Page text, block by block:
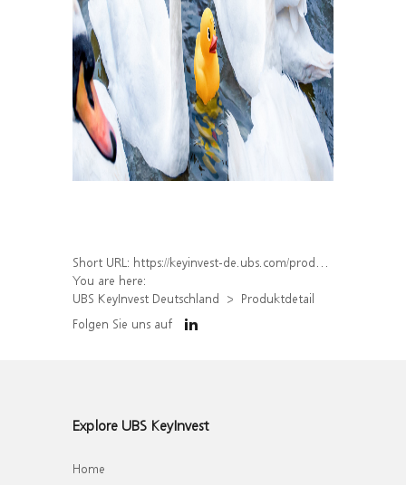
Short URL: https://keyinvest-de.ubs.com/produkt/detail/index/isin/DE000WA84971
You are here:
UBS KeyInvest Deutschland
Produktdetail
Folgen Sie uns auf
Explore UBS KeyInvest
Home